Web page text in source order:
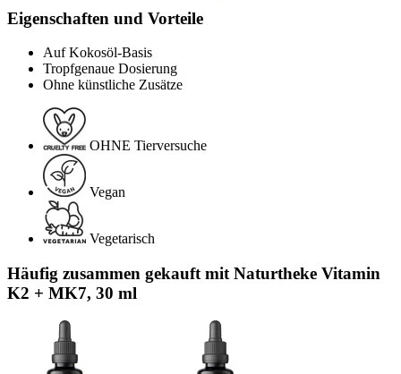
Eigenschaften und Vorteile
Auf Kokosöl-Basis
Tropfgenaue Dosierung
Ohne künstliche Zusätze
OHNE Tierversuche
Vegan
Vegetarisch
Häufig zusammen gekauft mit Naturtheke Vitamin
K2 + MK7, 30 ml